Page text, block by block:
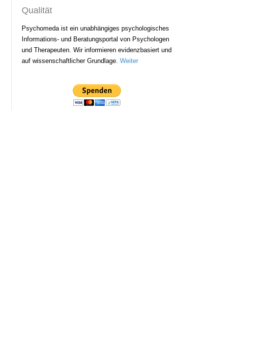
Qualität
Psychomeda ist ein unabhängiges psychologisches
Informations- und Beratungsportal von Psychologen
und Therapeuten. Wir informieren evidenzbasiert und
auf wissenschaftlicher Grundlage. Weiter